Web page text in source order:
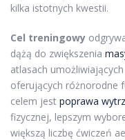
kilka istotnych kwestii.
Cel treningowy
dążą do zwiększenia
atlasach
oferujących różnorodne
celem jest poprawa
fizycznej, lepszym
większą liczbę ćwiczeń